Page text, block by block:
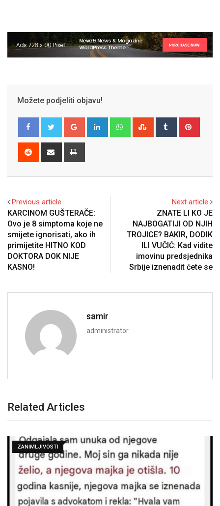
Možete podjeliti objavu!
Google+ LinkedIn WhatsappStumbleUpon
Tumblr
Reddit
Share
Previous article
KARCINOM GUŠTERAČE:
Ovo je 8 simptoma koje ne
smijete ignorisati, ako ih
primijetite HITNO KOD
DOKTORA DOK NIJE
KASNO!
Next article
ZNATE LI KO JE
NAJBOGATIJI OD NJIH
TROJICE? BAKIR, DODIK
ILI VUČIĆ: Kad vidite
imovinu predsjednika
Srbije iznenadit ćete se
samir
administrator
Related Articles
ZANIMLJIVOSTI